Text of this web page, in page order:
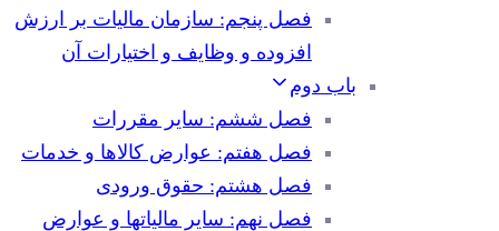
فصل پنجم: سازمان مالیات بر ارزش
افزوده و وظایف و اختیارات آن
باب دوم
فصل ششم: سایر مقررات
فصل هفتم: عوارض کالاها و خدمات
فصل هشتم: حقوق ورودی
فصل نهم: سایر مالیاتها و عوارض